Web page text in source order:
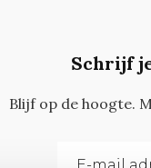
Schrijf
Blijf op de hoogte.